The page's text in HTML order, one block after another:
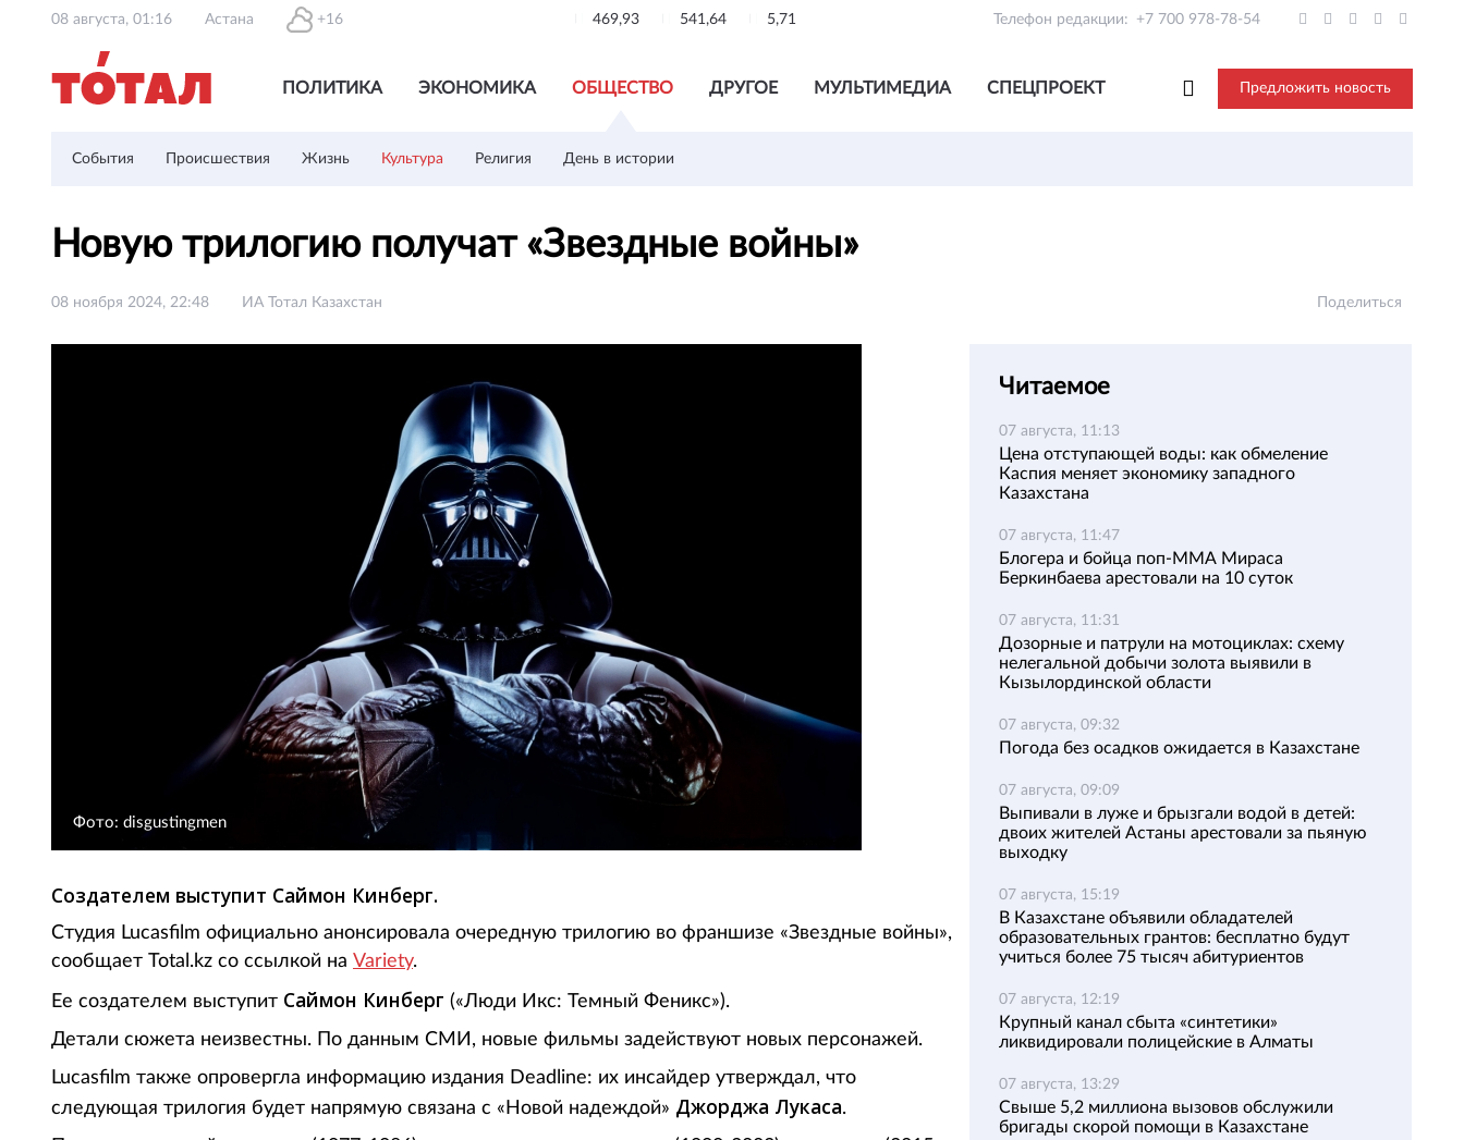
08 августа, 01:16 Астана +16 469,93 541,64 5,71 Телефон редакции: +7 700 978-78-54
ПОЛИТИКА ЭКОНОМИКА ОБЩЕСТВО ДРУГОЕ МУЛЬТИМЕДИА СПЕЦПРОЕКТ Предложить новость
События Происшествия Жизнь Культура Религия День в истории
Новую трилогию получат «Звездные войны»
08 ноября 2024, 22:48 ИА Тотал Казахстан Поделиться
Фото: disgustingmen
Создателем выступит Саймон Кинберг.
Студия Lucasfilm официально анонсировала очередную трилогию во франшизе «Звездные войны»,
сообщает Total.kz со ссылкой на Variety.
Ее создателем выступит Саймон Кинберг («Люди Икс: Темный Феникс»).
Детали сюжета неизвестны. По данным СМИ, новые фильмы задействуют новых персонажей.
Lucasfilm также опровергла информацию издания Deadline: их инсайдер утверждал, что
следующая трилогия будет напрямую связана с «Новой надеждой» Джорджа Лукаса.
Читаемое
07 августа, 11:13
Цена отступающей воды: как обмеление
Каспия меняет экономику западного
Казахстана
07 августа, 11:47
Блогера и бойца поп-ММА Мираса
Беркинбаева арестовали на 10 суток
07 августа, 11:31
Дозорные и патрули на мотоциклах: схему
нелегальной добычи золота выявили в
Кызылординской области
07 августа, 09:32
Погода без осадков ожидается в Казахстане
07 августа, 09:09
Выпивали в луже и брызгали водой в детей:
двоих жителей Астаны арестовали за пьяную
выходку
07 августа, 15:19
В Казахстане объявили обладателей
образовательных грантов: бесплатно будут
учиться более 75 тысяч абитуриентов
07 августа, 12:19
Крупный канал сбыта «синтетики»
ликвидировали полицейские в Алматы
07 августа, 13:29
Свыше 5,2 миллиона вызовов обслужили
бригады скорой помощи в Казахстане